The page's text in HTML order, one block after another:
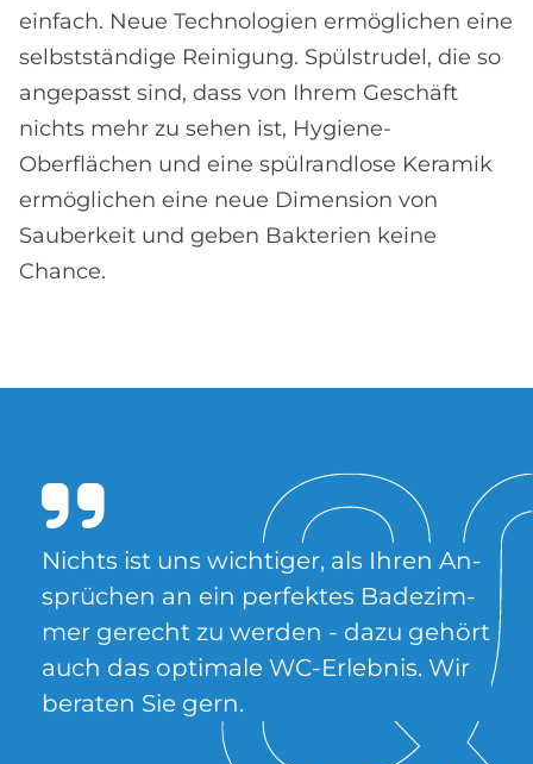
einfach. Neue Technologien ermöglichen eine
selbstständige Reinigung. Spülstrudel, die so
angepasst sind, dass von Ihrem Geschäft
nichts mehr zu sehen ist, Hygiene-
Oberflächen und eine spülrandlose Keramik
ermöglichen eine neue Dimension von
Sauberkeit und geben Bakterien keine
Chance.
Nichts ist uns wich­ti­ger, als Ih­ren An­
sprü­chen an ein per­fek­tes Ba­de­zim­
mer ge­recht zu wer­den - dazu ge­hört
auch das op­ti­ma­le WC-Er­leb­nis. Wir
be­ra­ten Sie gern.